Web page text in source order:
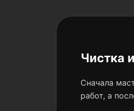
Чистка
Сначала
работ, а